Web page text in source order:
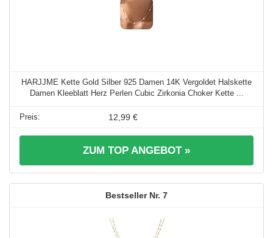
HARJJME Kette Gold Silber 925 Damen 14K Vergoldet Halskette
Damen Kleeblatt Herz Perlen Cubic Zirkonia Choker Kette ...
12,99 €
ZUM TOP ANGEBOT »
7